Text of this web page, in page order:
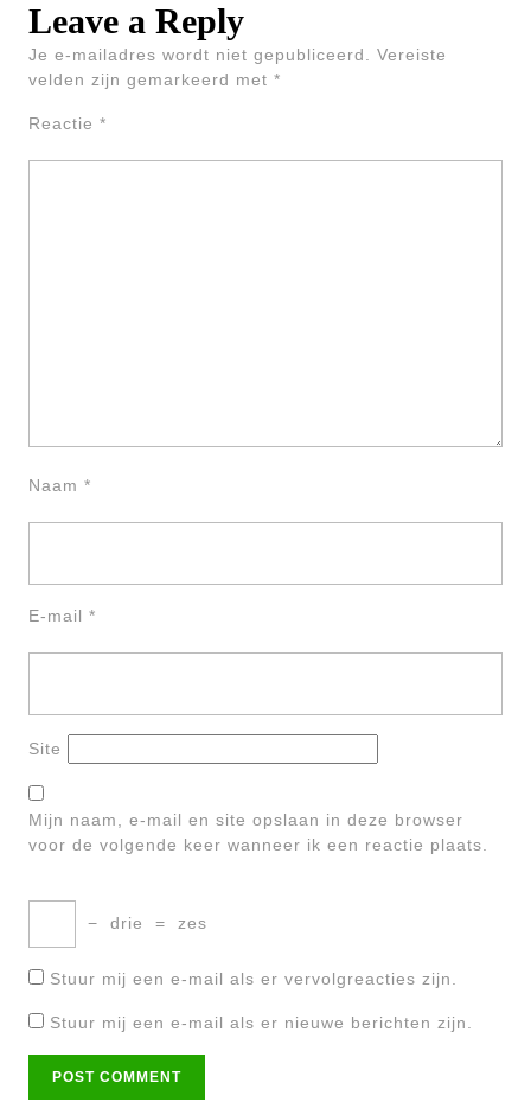
Leave a Reply
Je e-mailadres wordt niet gepubliceerd.
Vereiste
velden zijn gemarkeerd met *
Reactie *
Naam *
E-mail *
Site
Mijn naam, e-mail en site opslaan in deze browser
voor de volgende keer wanneer ik een reactie plaats.
− drie = zes
Stuur mij een e-mail als er vervolgreacties zijn.
Stuur mij een e-mail als er nieuwe berichten zijn.